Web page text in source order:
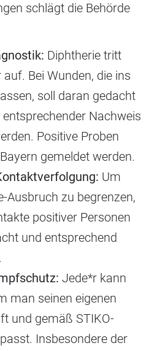
schlägt die Behörde
Diphtherie tritt
Bei Wunden, die ins
soll daran gedacht
Nachweis
Positive Proben
gemeldet werden.
Um
Ausbruch zu begrenzen,
positiver Personen
und entsprechend
Jede*r kann
man seinen eigenen
und gemäß STIKO-
Insbesondere der